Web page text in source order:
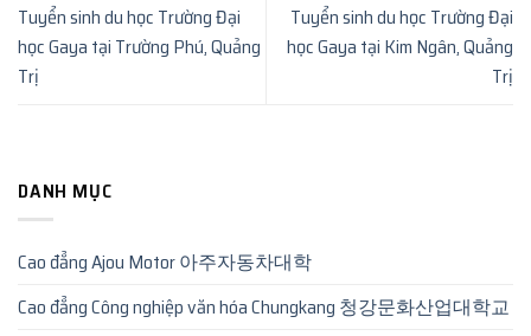
Tuyển sinh du học Trường Đại
học Gaya tại Trường Phú, Quảng
Trị
Tuyển sinh du học Trường Đại
học Gaya tại Kim Ngân, Quảng
Trị
DANH MỤC
Cao đẳng Ajou Motor 아주자동차대학
Cao đẳng Công nghiệp văn hóa Chungkang 청강문화산업대학교